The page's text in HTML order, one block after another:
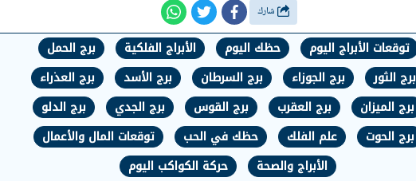
توقعات الأبراج اليوم حظك اليوم الأبراج الفلكية
برج الحمل
برج الثور
برج الجوزاء برج السرطان برج الأسد
برج العذراء
برج الميزان
برج العقرب برج القوس برج الجدي
برج الدلو
برج الحوت
علم الفلك حظك في الحب
توقعات المال والأعمال
الأبراج والصحة
حركة الكواكب اليوم